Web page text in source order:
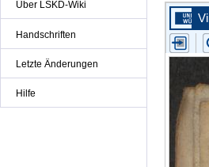
Über LSKD-Wiki
Handschriften
Letzte Änderungen
Hilfe